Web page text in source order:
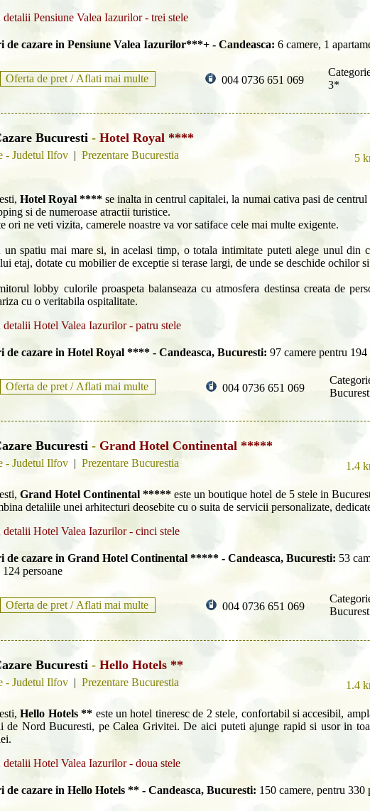
detalii Pensiune Valea Iazurilor - trei stele
de cazare in Pensiune Valea Iazurilor***+ - Candeasca: 6 camere, 1
Oferta de pret / Aflati mai multe 004 0736 651 069
3*
Bucuresti - Hotel Royal ****
- Judetul Ilfov | Prezentare Bucurestia
5
Hotel Royal **** se inalta in centrul capitalei, la numai cativa pasi de
si de numeroase atractii turistice.
ori ne veti vizita, camerele noastre va vor satiface cele mai multe exigente.
un spatiu mai mare si, in acelasi timp, o totala intimitate puteti alege unul din
etaj, dotate cu mobilier de exceptie si terase largi, de unde se deschide ochilor
lobby culorile proaspeta balanseaza cu atmosfera destinsa creata de
cu o veritabila ospitalitate.
detalii Hotel Valea Iazurilor - patru stele
de cazare in Hotel Royal **** - Candeasca, Bucuresti: 97 camere pentru 194
Oferta de pret / Aflati mai multe 004 0736 651 069
Bucuresti - Grand Hotel Continental *****
- Judetul Ilfov | Prezentare Bucurestia
1.4
Grand Hotel Continental ***** este un boutique hotel de 5 stele in
detaliile unei arhitecturi deosebite cu o suita de servicii personalizate,
detalii Hotel Valea Iazurilor - cinci stele
de cazare in Grand Hotel Continental ***** - Candeasca, Bucuresti: 53
persoane
Oferta de pret / Aflati mai multe 004 0736 651 069
Bucuresti - Hello Hotels **
- Judetul Ilfov | Prezentare Bucurestia
1.4
Hello Hotels ** este un hotel tineresc de 2 stele, confortabil si accesibil,
de Nord Bucuresti, pe Calea Grivitei. De aici puteti ajunge rapid si usor in
detalii Hotel Valea Iazurilor - doua stele
de cazare in Hello Hotels ** - Candeasca, Bucuresti: 150 camere, pentru 330